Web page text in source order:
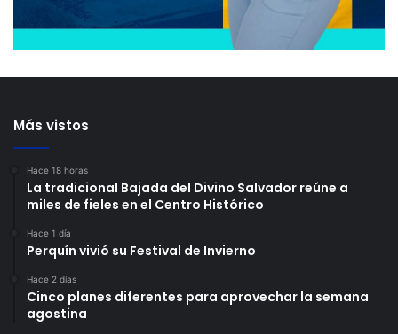
Más vistos
Hace 18 horas
La tradicional Bajada del Divino Salvador reúne a
miles de fieles en el Centro Histórico
Hace 1 día
Perquín vivió su Festival de Invierno
Hace 2 días
Cinco planes diferentes para aprovechar la semana
agostina